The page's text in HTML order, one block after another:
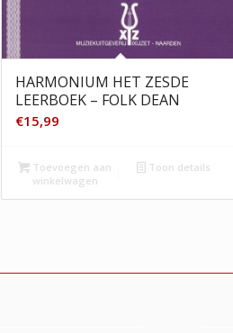
HARMONIUM HET ZESDE
LEERBOEK – FOLK DEAN
€15,99
Toevoegen aan
winkelwagen
Toon details